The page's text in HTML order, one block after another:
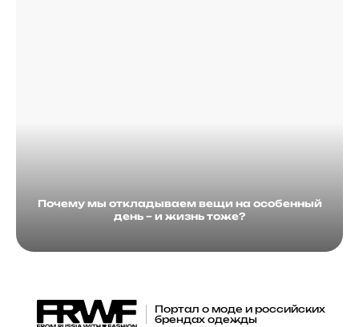
Почему мы откладываем вещи на особенный
день – и жизнь тоже?
Портал о моде и российских
брендах одежды